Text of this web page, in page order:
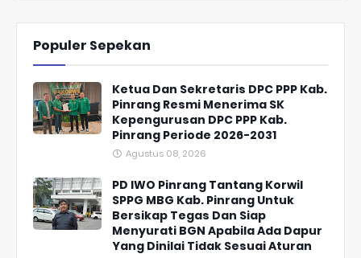
Populer Sepekan
Ketua Dan Sekretaris DPC PPP Kab.
Pinrang Resmi Menerima SK
Kepengurusan DPC PPP Kab.
Pinrang Periode 2026-2031
Agustus 08, 2026
PD IWO Pinrang Tantang Korwil
SPPG MBG Kab. Pinrang Untuk
Bersikap Tegas Dan Siap
Menyurati BGN Apabila Ada Dapur
Yang Dinilai Tidak Sesuai Aturan